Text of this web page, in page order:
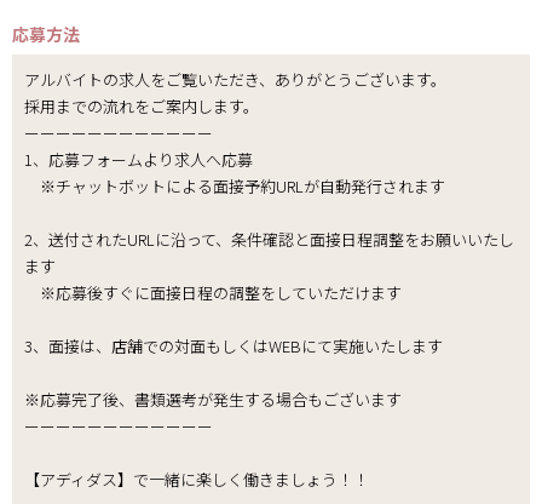
応募方法
アルバイトの求人をご覧いただき、ありがとうございます。
採用までの流れをご案内します。
ーーーーーーーーーーーー
1、応募フォームより求人へ応募
※チャットボットによる面接予約URLが自動発行されます
2、送付されたURLに沿って、条件確認と面接日程調整をお願いいたし
ます
※応募後すぐに面接日程の調整をしていただけます
3、面接は、店舗での対面もしくはWEBにて実施いたします
※応募完了後、書類選考が発生する場合もございます
ーーーーーーーーーーーー
【アディダス】で一緒に楽しく働きましょう！！